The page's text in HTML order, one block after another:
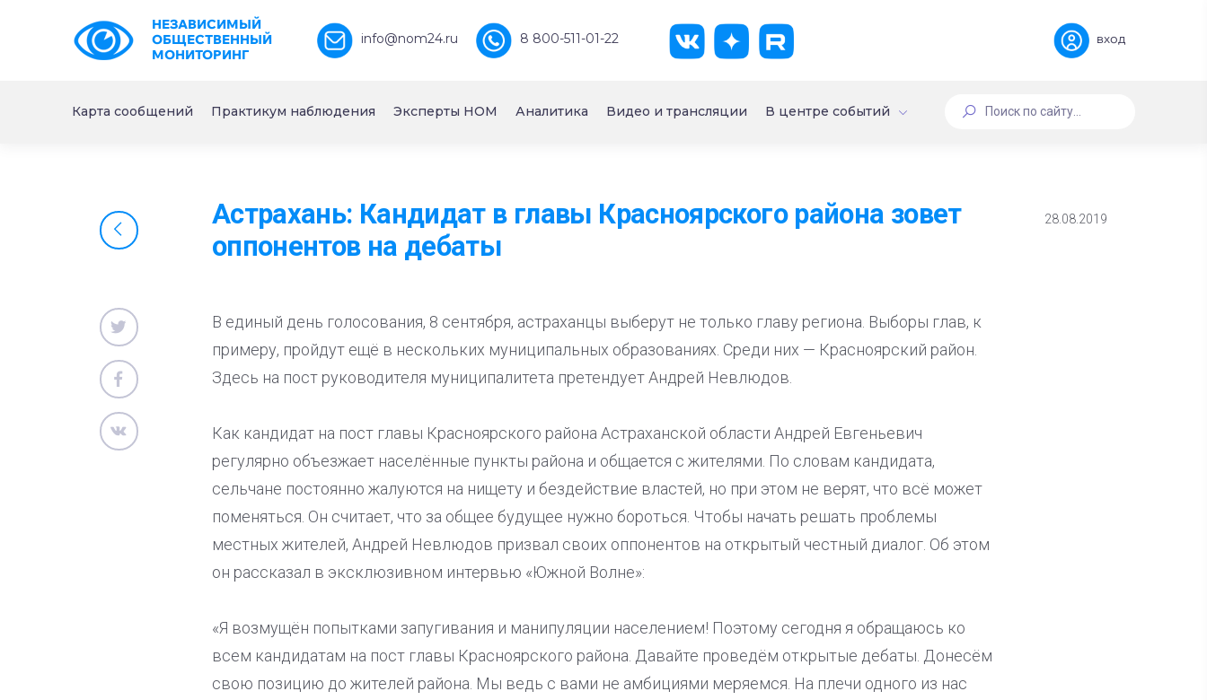
НЕЗАВИСИМЫЙ
ОБЩЕСТВЕННЫЙ
МОНИТОРИНГ
info@nom24.ru 8 800-511-01-22 вход
Карта сообщений Практикум наблюдения Эксперты НОМ Аналитика Видео и трансляции В центре событий
Астрахань: Кандидат в главы Красноярского района зовет
оппонентов на дебаты
28.08.2019
В единый день голосования, 8 сентября, астраханцы выберут не только главу региона. Выборы глав, к
примеру, пройдут ещё в нескольких муниципальных образованиях. Среди них — Красноярский район.
Здесь на пост руководителя муниципалитета претендует Андрей Невлюдов.
Как кандидат на пост главы Красноярского района Астраханской области Андрей Евгеньевич
регулярно объезжает населённые пункты района и общается с жителями. По словам кандидата,
сельчане постоянно жалуются на нищету и бездействие властей, но при этом не верят, что всё может
поменяться. Он считает, что за общее будущее нужно бороться. Чтобы начать решать проблемы
местных жителей, Андрей Невлюдов призвал своих оппонентов на открытый честный диалог. Об этом
он рассказал в эксклюзивном интервью «Южной Волне»:
«Я возмущён попытками запугивания и манипуляции населением! Поэтому сегодня я обращаюсь ко
всем кандидатам на пост главы Красноярского района. Давайте проведём открытые дебаты. Донесём
свою позицию до жителей района. Мы ведь с вами не амбициями меряемся. На плечи одного из нас